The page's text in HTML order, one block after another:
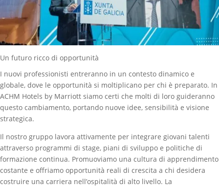
Un futuro ricco di opportunità
I nuovi professionisti entreranno in un contesto dinamico e
globale, dove le opportunità si moltiplicano per chi è preparato. In
ACHM Hotels by Marriott siamo certi che molti di loro guideranno
questo cambiamento, portando nuove idee, sensibilità e visione
strategica.
Il nostro gruppo lavora attivamente per integrare giovani talenti
attraverso programmi di stage, piani di sviluppo e politiche di
formazione continua. Promuoviamo una cultura di apprendimento
costante e offriamo opportunità reali di crescita a chi desidera
costruire una carriera nell’ospitalità di alto livello. La